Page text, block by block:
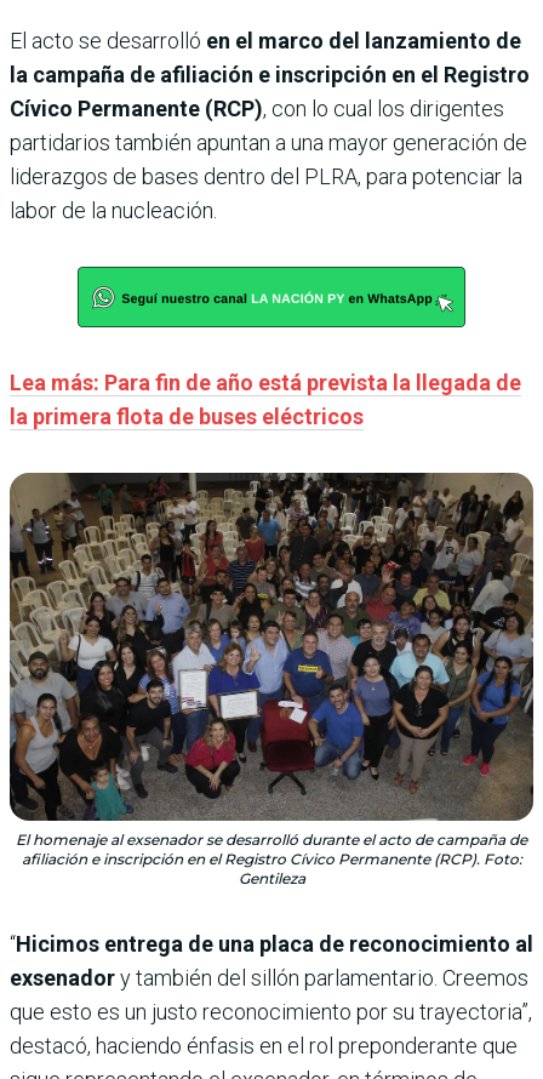
El acto se desarrolló en el marco del lanzamiento de
la campaña de afiliación e inscripción en el Registro
Cívico Permanente (RCP), con lo cual los dirigentes
partidarios también apuntan a una mayor generación de
liderazgos de bases dentro del PLRA, para potenciar la
labor de la nucleación.
Lea más: Para fin de año está prevista la llegada de
la primera flota de buses eléctricos
El homenaje al exsenador se desarrolló durante el acto de campaña de
afiliación e inscripción en el Registro Cívico Permanente (RCP). Foto:
Gentileza
“Hicimos entrega de una placa de reconocimiento al
exsenadory también del sillón parlamentario. Creemos
que esto es un justo reconocimiento por su trayectoria”,
destacó, haciendo énfasis en el rol preponderante que